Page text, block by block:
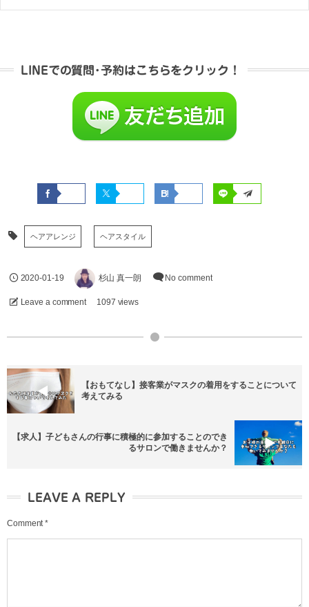
LINEでの質問･予約はこちらをクリック！
ヘアアレンジ ヘアスタイル
2020-01-19 杉山 真一朗 No comment
Leave a comment 1097 views
【おもてなし】接客業がマスクの着用をすることについて
考えてみる
【求人】子どもさんの行事に積極的に参加することのでき
るサロンで働きませんか？
LEAVE A REPLY
Comment *